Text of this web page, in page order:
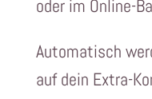
oder im Online-
Automatisch
auf dein Extra-